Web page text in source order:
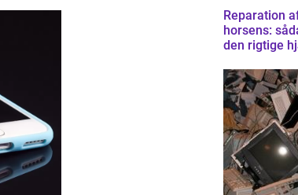
Reparation
horsens:
den rigtige